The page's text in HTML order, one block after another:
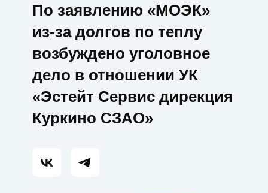
По заявлению «МОЭК»
из-за долгов по теплу
возбуждено уголовное
дело в отношении УК
«Эстейт Сервис дирекция
Куркино СЗАО»